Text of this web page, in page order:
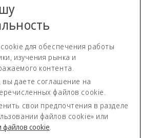
лояльности
Программы лояльности
Skywards
Эмирейтс Skywards
Business Rewards
Эмирейтс Skywards
для обеспечения работы
изучения рынка и
контента.
вы даете соглашение на
файлов cookie.
свои предпочтения в разделе
файлов cookie» или
сookie.